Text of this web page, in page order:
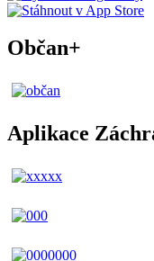
Občan+
Aplikace